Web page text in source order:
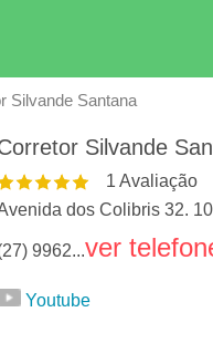
Silvande Santana
Silvande
1 Avaliação
dos Colibris 32.
9962...ver
Youtube